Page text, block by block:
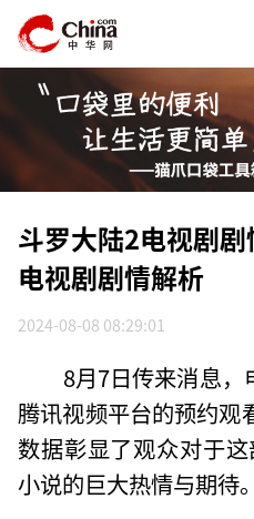
斗罗大陆2电视剧
电视剧剧情解析
2024-08-08 08:29:01
8月7日传来消息
腾讯视频平台的预约观
数据彰显了观众对于
小说的巨大热情与期待。